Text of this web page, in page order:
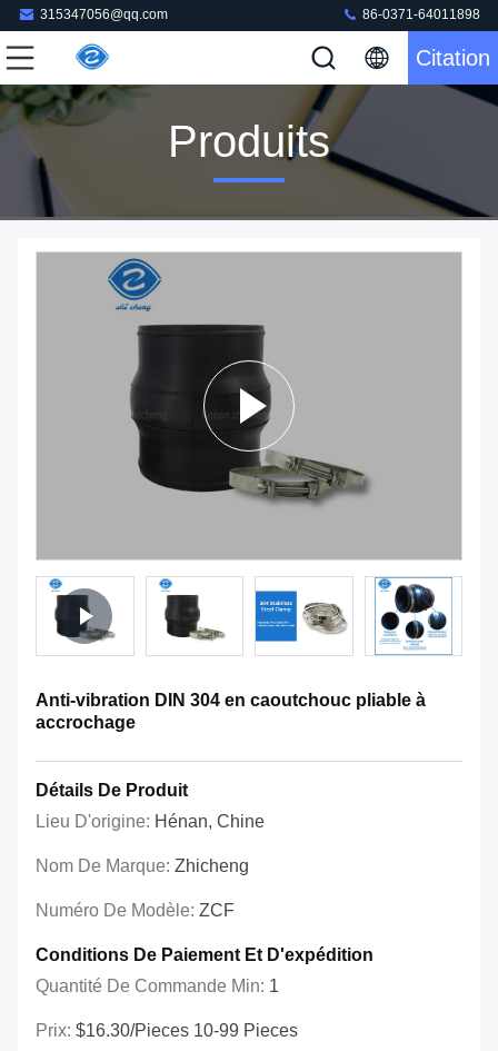
315347056@qq.com 86-0371-64011898
Citation
Produits
Anti-vibration DIN 304 en caoutchouc pliable à
accrochage
Détails De Produit
Lieu D'origine: Hénan, Chine
Nom De Marque: Zhicheng
Numéro De Modèle: ZCF
Conditions De Paiement Et D'expédition
Quantité De Commande Min: 1
Prix: $16.30/pieces 10-99 Pieces